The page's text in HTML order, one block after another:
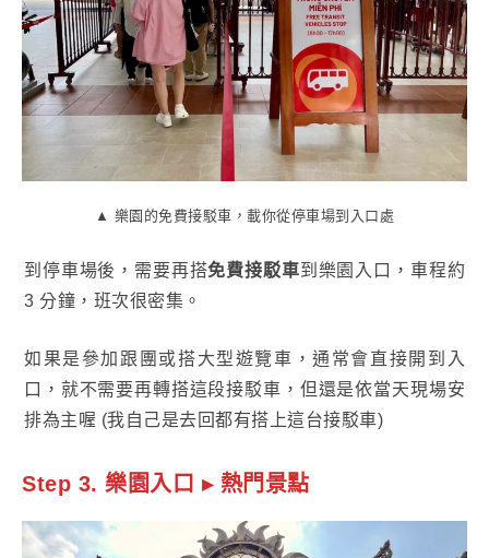
▲ 樂園的免費接駁車，載你從停車場到入口處
到停車場後，需要再搭免費接駁車到樂園入口，車程約
3 分鐘，班次很密集。
如果是參加跟團或搭大型遊覽車，通常會直接開到入
口，就不需要再轉搭這段接駁車，但還是依當天現場安
排為主喔 (我自己是去回都有搭上這台接駁車)
Step 3. 樂園入口 ▸ 熱門景點